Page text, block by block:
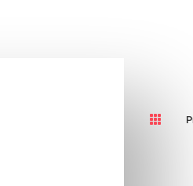
